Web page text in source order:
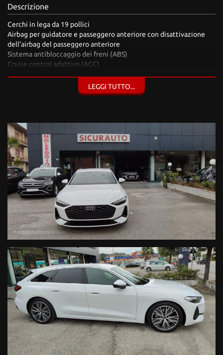
Descrizione
Cerchi in lega da 19 pollici
Airbag per guidatore e passeggero anteriore con disattivazione
dell'airbag del passeggero anteriore
Sistema antibloccaggio dei freni (ABS)
Cruise control adattivo (ACC)
Programma elettronico di stabilità (ESP)
Rilevamento della sonnolenza
parte superiore e inferiore appiattite
Trazione integrale permanente quattro
Sistema di navigazione e infotainment Connect
Riconoscimento dei segnali stradali
Interfaccia Audi smartphone
Ricarica induttiva per smartphone
Porte USB posteriori
Audi virtual cockpit plus
Assistente al parcheggio
Telecamera posteriore
Selezione del profilo di guida, Avviso di superamento corsia,
riscaldamento ausiliario, telecamera posteriore, climatizzatore
posteriore elettrico, Audi connect Remote & Controllo, indicatore
livello liquido lavavetri, specchietti retrovisori esterni
ripiegabili/regolabili/riscaldabili elettricamente e oscurabili
automaticamente, fari a LED Plus, illuminazione ambientale,
sistema di monitoraggio della pressione degli pneumatici, kit di
riparazione pneumatici, airbag laterali anteriori con airbag a
tendina, chiamata di emergenza Audi connect, assistenza alla
frenata, assistenza alla sterzata evasiva con assistenza alla svolta,
servosterzo, sistema di chiamata di emergenza, pacchetto
sicurezza, rilevamento presenza sedile,
Chiusura centralizzata con telecomando
LEGGI TUTTO...